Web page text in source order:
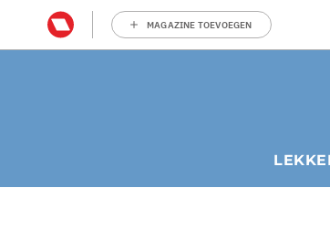
MAGAZINE TOEVOEGEN